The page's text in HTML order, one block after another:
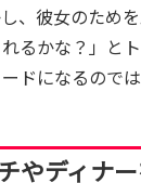
、彼女のため
るかな？」と
ドになるので
やディナ